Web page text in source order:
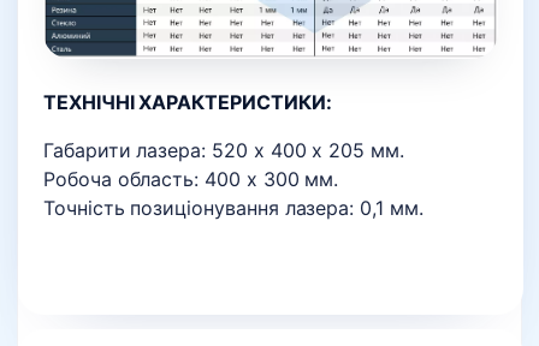
ТЕХНІЧНІ ХАРАКТЕРИСТИКИ:
Габарити лазера: 520 х 400 х 205 мм.
Робоча область: 400 х 300 мм.
Точність позиціонування лазера: 0,1 мм.